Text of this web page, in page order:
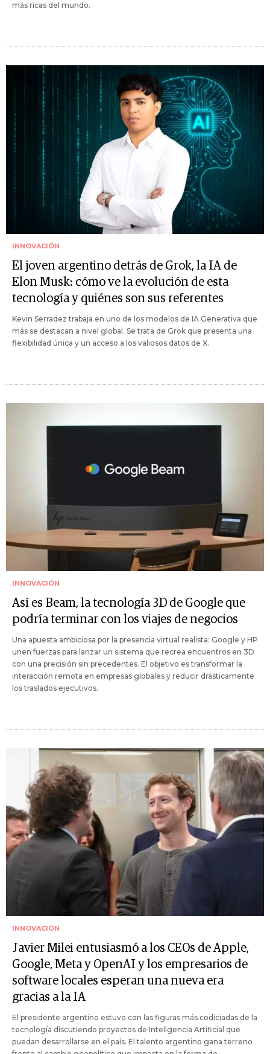
más ricas del mundo.
INNOVACIÓN
El joven argentino detrás de Grok, la IA de
Elon Musk: cómo ve la evolución de esta
tecnología y quiénes son sus referentes
Kevin Serradez trabaja en uno de los modelos de IA Generativa que
más se destacan a nivel global. Se trata de Grok que presenta una
flexibilidad única y un acceso a los valiosos datos de X.
INNOVACIÓN
Así es Beam, la tecnología 3D de Google que
podría terminar con los viajes de negocios
Una apuesta ambiciosa por la presencia virtual realista: Google y HP
unen fuerzas para lanzar un sistema que recrea encuentros en 3D
con una precisión sin precedentes. El objetivo es transformar la
interacción remota en empresas globales y reducir drásticamente
los traslados ejecutivos.
INNOVACIÓN
Javier Milei entusiasmó a los CEOs de Apple,
Google, Meta y OpenAI y los empresarios de
software locales esperan una nueva era
gracias a la IA
El presidente argentino estuvo con las figuras más codiciadas de la
tecnología discutiendo proyectos de Inteligencia Artificial que
puedan desarrollarse en el país. El talento argentino gana terreno